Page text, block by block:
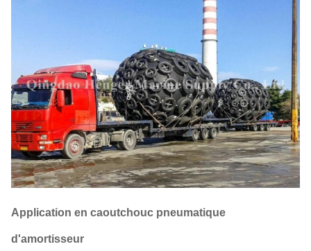
Application en caoutchouc pneumatique
d'amortisseur